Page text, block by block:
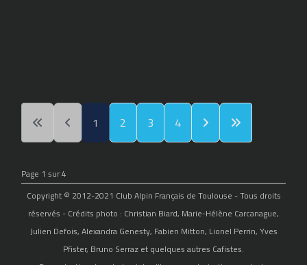
1 2 3 4
Page 1 sur 4
Copyright © 2012-2021 Club Alpin Français de Toulouse - Tous droits
réservés - Crédits photo : Christian Biard, Marie-Hélène Carcanague,
Julien Defois, Alexandra Genesty, Fabien Mitton, Lionel Perrin, Yves
Pfister, Bruno Serraz et quelques autres Cafistes.